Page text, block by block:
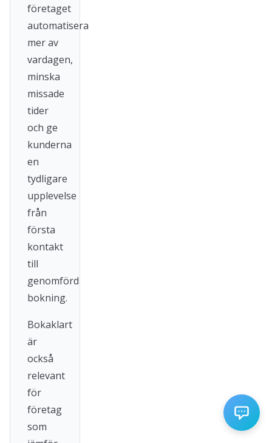
företaget
automatisera
mer av
vardagen,
minska
missade
tider
och ge
kunderna
en
tydligare
upplevelse
från
första
kontakt
till
genomförd
bokning.
Bokaklart
är
också
relevant
för
företag
som